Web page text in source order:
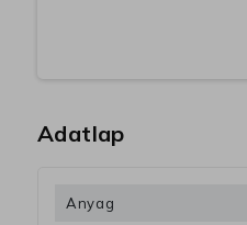
Adatlap
Anyag